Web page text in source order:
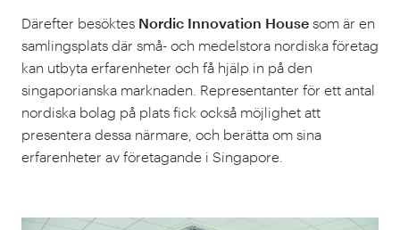
Därefter besöktes Nordic Innovation House som är en
samlingsplats där små- och medelstora nordiska företag
kan utbyta erfarenheter och få hjälp in på den
singaporianska marknaden. Representanter för ett antal
nordiska bolag på plats fick också möjlighet att
presentera dessa närmare, och berätta om sina
erfarenheter av företagande i Singapore.